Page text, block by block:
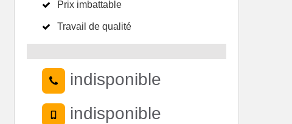
Prix imbattable
Travail de qualité
indisponible
indisponible